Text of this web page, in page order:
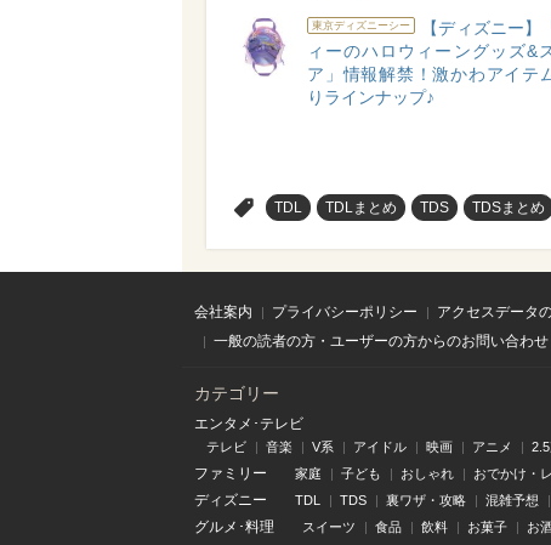
東京ディズニーシー
【ディズニー】
ィーのハロウィーングッズ&
ア」情報解禁！激かわアイテ
りラインナップ♪
TDL TDLまとめ TDS TDSまとめ
会社案内 プライバシーポリシー アクセスデータ
一般の読者の方・ユーザーの方からのお問い合わせ
カテゴリー
エンタメ･テレビ
テレビ 音楽 V系 アイドル 映画 アニメ
ファミリー 家庭 子ども おしゃれ おでかけ・
ディズニー TDL TDS 裏ワザ・攻略 混雑予想
グルメ･料理 スイーツ 食品 飲料 お菓子 お